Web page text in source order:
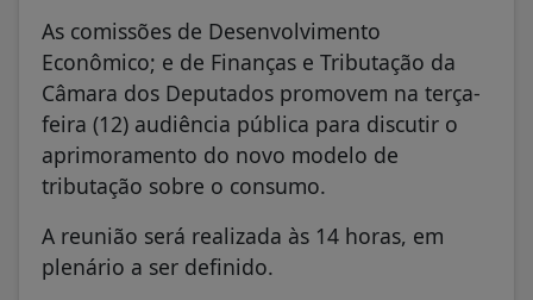
As comissões de Desenvolvimento
Econômico; e de Finanças e Tributação da
Câmara dos Deputados promovem na terça-
feira (12) audiência pública para discutir o
aprimoramento do novo modelo de
tributação sobre o consumo.
A reunião será realizada às 14 horas, em
plenário a ser definido.